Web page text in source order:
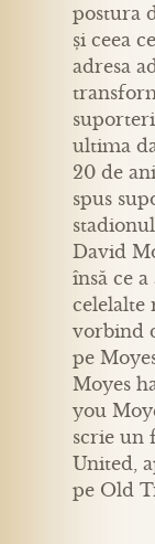
postura
și ceea
adresa
ultima
20 de
spus
David
însă ce
celelalte
vorbind
pe
Moyes
you
scrie un
United,
pe Old